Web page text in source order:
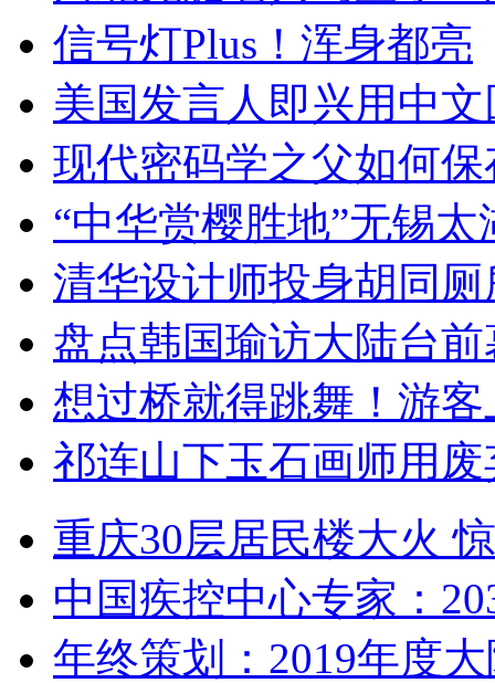
信号灯Plus！浑身都亮
美国发言人即兴用中
现代密码学之父如何
“中华赏樱胜地”无锡
清华设计师投身胡同
盘点韩国瑜访大陆台
想过桥就得跳舞！游客
祁连山下玉石画师用
重庆30层居民楼大火
中国疾控中心专家：
年终策划：2019年度